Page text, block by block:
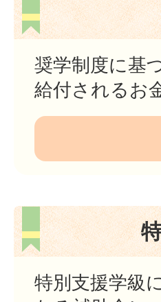
奨学制度に基
給付されるお
特別支援学級